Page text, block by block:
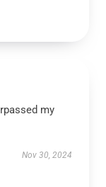
my
Nov 30, 2024